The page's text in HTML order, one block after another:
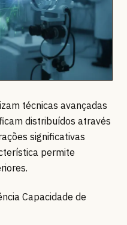
técnicas avançadas
distribuídos através
significativas
permite
Capacidade de